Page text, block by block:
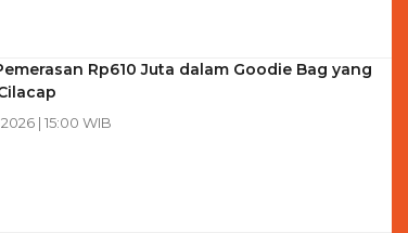
Rp610 Juta dalam Goodie Bag yang
| 15:00 WIB